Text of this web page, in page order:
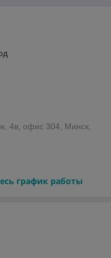
4в, офис 304, Минск,
график работы